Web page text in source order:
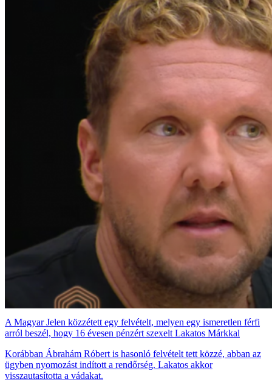
A Magyar Jelen közzétett egy felvételt, melyen egy ismeretlen férfi
arról beszél, hogy 16 évesen pénzért szexelt Lakatos Márkkal
Korábban Ábrahám Róbert is hasonló felvételt tett közzé, abban az
ügyben nyomozást indított a rendőrség. Lakatos akkor
visszautasította a vádakat.